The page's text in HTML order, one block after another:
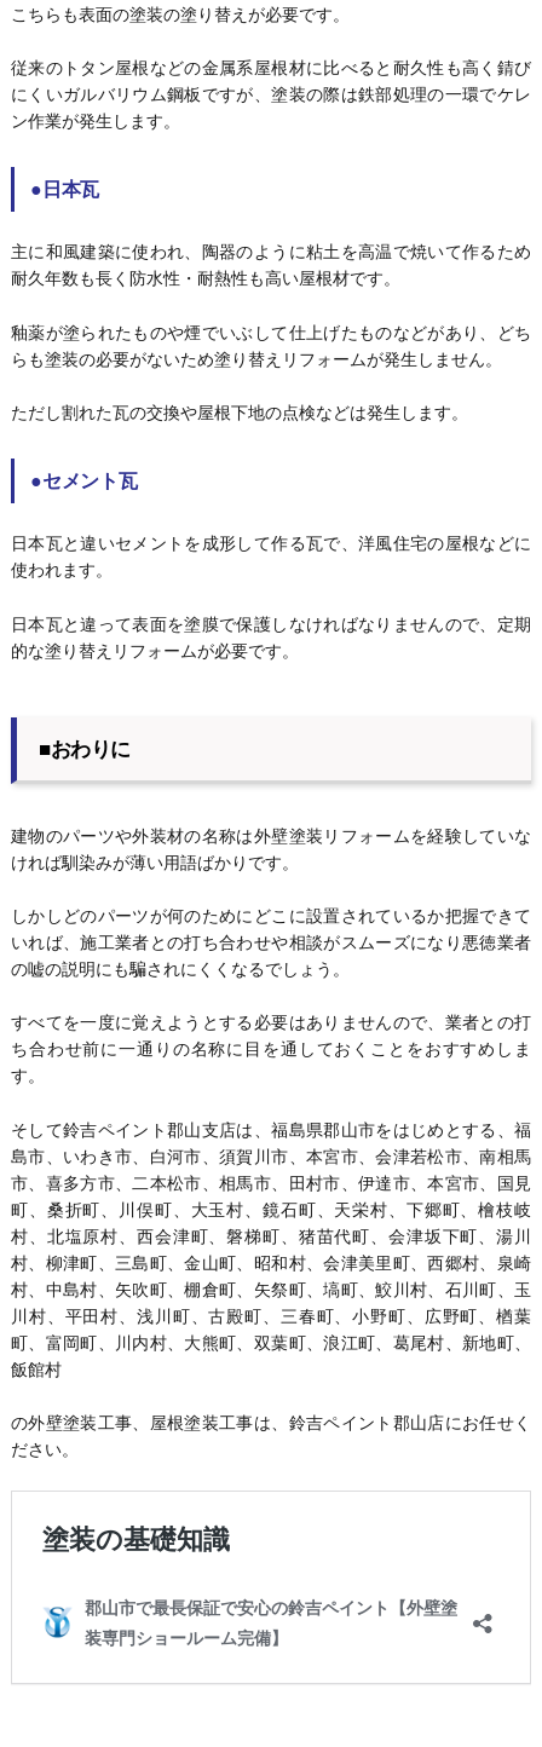
こちらも表面の塗装の塗り替えが必要です。
従来のトタン屋根などの金属系屋根材に比べると耐久性も高く錆び
にくいガルバリウム鋼板ですが、塗装の際は鉄部処理の一環でケレ
ン作業が発生します。
●日本瓦
主に和風建築に使われ、陶器のように粘土を高温で焼いて作るため
耐久年数も長く防水性・耐熱性も高い屋根材です。
釉薬が塗られたものや煙でいぶして仕上げたものなどがあり、どち
らも塗装の必要がないため塗り替えリフォームが発生しません。
ただし割れた瓦の交換や屋根下地の点検などは発生します。
●セメント瓦
日本瓦と違いセメントを成形して作る瓦で、洋風住宅の屋根などに
使われます。
日本瓦と違って表面を塗膜で保護しなければなりませんので、定期
的な塗り替えリフォームが必要です。
■おわりに
建物のパーツや外装材の名称は外壁塗装リフォームを経験していな
ければ馴染みが薄い用語ばかりです。
しかしどのパーツが何のためにどこに設置されているか把握できて
いれば、施工業者との打ち合わせや相談がスムーズになり悪徳業者
の嘘の説明にも騙されにくくなるでしょう。
すべてを一度に覚えようとする必要はありませんので、業者との打
ち合わせ前に一通りの名称に目を通しておくことをおすすめしま
す。
そして鈴吉ペイント郡山支店は、福島県郡山市をはじめとする、福
島市、いわき市、白河市、須賀川市、本宮市、会津若松市、南相馬
市、喜多方市、二本松市、相馬市、田村市、伊達市、本宮市、国見
町、桑折町、川俣町、大玉村、鏡石町、天栄村、下郷町、檜枝岐
村、北塩原村、西会津町、磐梯町、猪苗代町、会津坂下町、湯川
村、柳津町、三島町、金山町、昭和村、会津美里町、西郷村、泉崎
村、中島村、矢吹町、棚倉町、矢祭町、塙町、鮫川村、石川町、玉
川村、平田村、浅川町、古殿町、三春町、小野町、広野町、楢葉
町、富岡町、川内村、大熊町、双葉町、浪江町、葛尾村、新地町、
飯館村
の外壁塗装工事、屋根塗装工事は、鈴吉ペイント郡山店にお任せく
ださい。